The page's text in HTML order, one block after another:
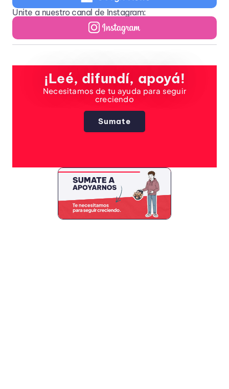
Unite a nuestro canal de Instagram:
¡Leé, difundí, apoyá!
Necesitamos de tu ayuda para seguir
creciendo
Sumate